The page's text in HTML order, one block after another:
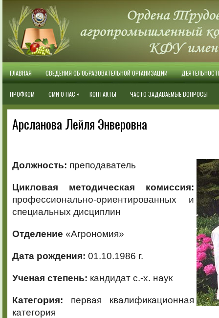
ГЛАВНАЯ СВЕДЕНИЯ ОБ ОБРАЗОВАТЕЛЬНОЙ ОРГАНИЗАЦИИ
ПРОФКОМ СМИ О НАС » КОНТАКТЫ ЧАСТО ЗАДАВАЕМЫЕ ВОПРОСЫ
Арсланова Лейля Энверовна
Должность: преподаватель
Цикловая методическая комиссия:
профессионально-ориентированных и
специальных дисциплин
Отделение «Агрономия»
Дата рождения: 01.10.1986 г.
Ученая степень: кандидат с.-х. наук
Категория: первая квалификационная
категория